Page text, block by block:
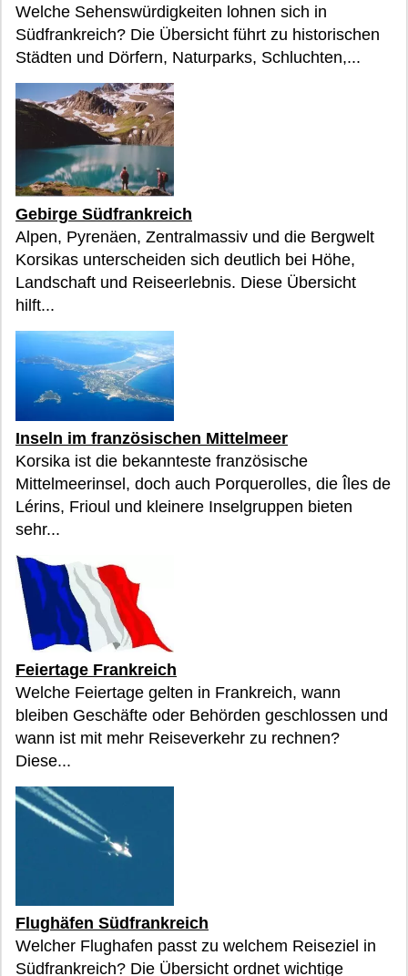
Welche Sehenswürdigkeiten lohnen sich in
Südfrankreich? Die Übersicht führt zu historischen
Städten und Dörfern, Naturparks, Schluchten,...
Gebirge Südfrankreich
Alpen, Pyrenäen, Zentralmassiv und die Bergwelt
Korsikas unterscheiden sich deutlich bei Höhe,
Landschaft und Reiseerlebnis. Diese Übersicht
hilft...
Inseln im französischen Mittelmeer
Korsika ist die bekannteste französische
Mittelmeerinsel, doch auch Porquerolles, die Îles de
Lérins, Frioul und kleinere Inselgruppen bieten
sehr...
Feiertage Frankreich
Welche Feiertage gelten in Frankreich, wann
bleiben Geschäfte oder Behörden geschlossen und
wann ist mit mehr Reiseverkehr zu rechnen?
Diese...
Flughäfen Südfrankreich
Welcher Flughafen passt zu welchem Reiseziel in
Südfrankreich? Die Übersicht ordnet wichtige